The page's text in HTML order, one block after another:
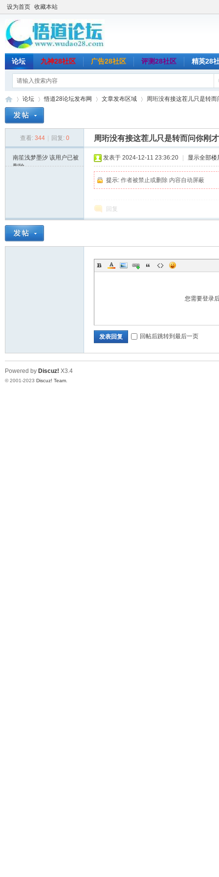
设为首页 收藏本站
论坛 九神28社区 广告28社区 评测28社区 精英28
道
论坛
›
悟道28论坛发布网 文章发布区域
›
周珩没有接这茬儿只是转
查看: 344 回复: 0 周珩没有接这茬儿只是转而问你刚
南笙浅梦墨汐 该用户已被
删除
发表于 2024-12-11 23:36:20 显示全部楼
提示: 作者被禁止或删除 内容自动屏蔽
回复
您需要登录
发表回复 回帖后跳转到最后一页
Powered by Discuz! X3.4
© 2001-2023 Discuz! Team